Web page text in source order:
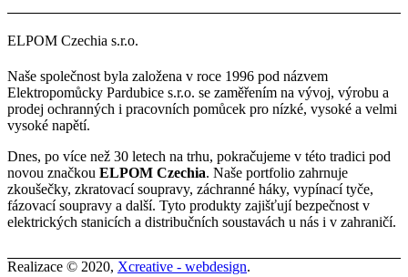
ELPOM Czechia s.r.o.
Naše společnost byla založena v roce 1996 pod názvem
Elektropomůcky Pardubice s.r.o. se zaměřením na vývoj, výrobu a
prodej ochranných i pracovních pomůcek pro nízké, vysoké a velmi
vysoké napětí.
Dnes, po více než 30 letech na trhu, pokračujeme v této tradici pod
novou značkou ELPOM Czechia. Naše portfolio zahrnuje
zkoušečky, zkratovací soupravy, záchranné háky, vypínací tyče,
fázovací soupravy a další. Tyto produkty zajišťují bezpečnost v
elektrických stanicích a distribučních soustavách u nás i v zahraničí.
Realizace © 2020, Xcreative - webdesign.